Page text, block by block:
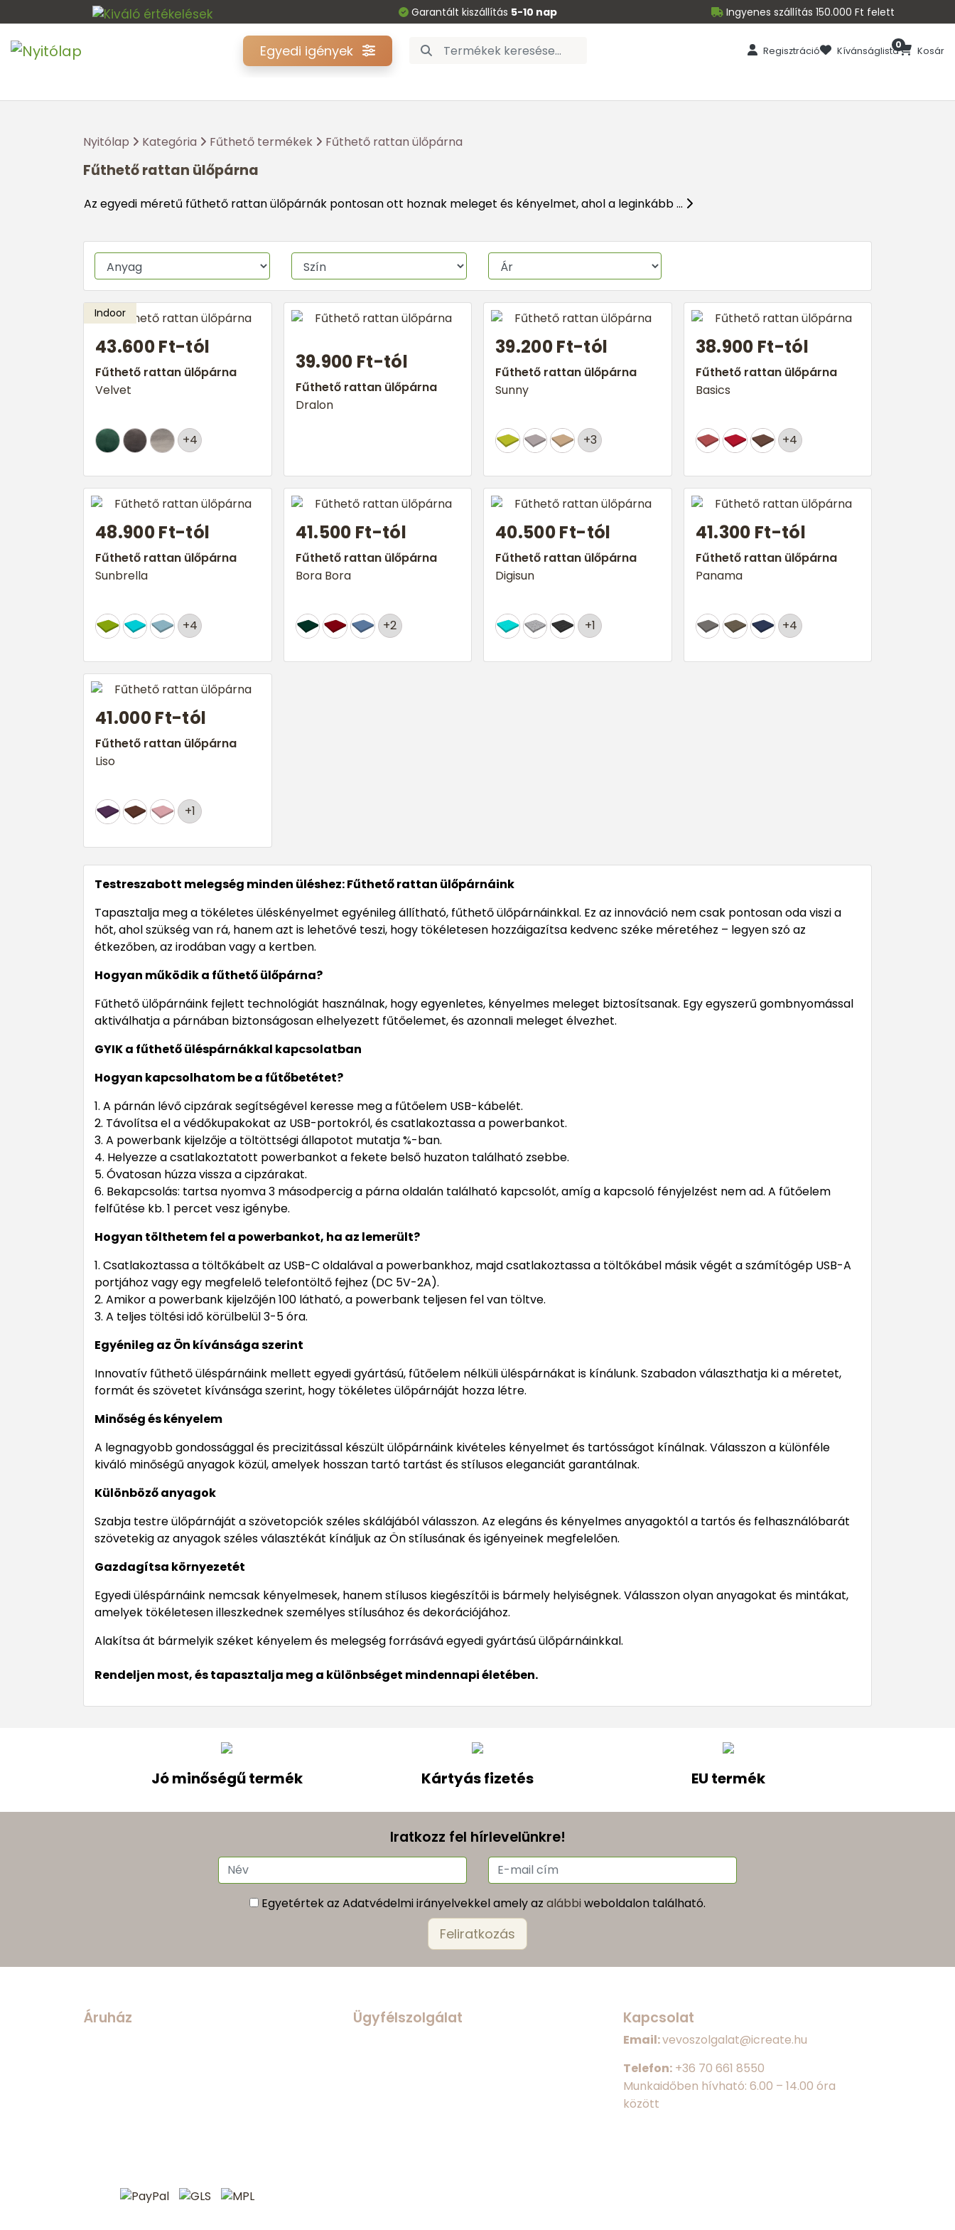
Garantált kiszállítás 5-10 nap Ingyenes szállítás 150.000 Ft felett
Egyedi igények Regisztráció Kívánságlista Kosár
0
Nyitólap Kategória Fűthető termékek Fűthető rattan ülőpárna
Fűthető rattan ülőpárna
Az egyedi méretű fűthető rattan ülőpárnák pontosan ott hoznak meleget és kényelmet, ahol a leginkább ...
43.600 Ft-tól
Fűthető rattan ülőpárna
Velvet
+4
39.900 Ft-tól
Fűthető rattan ülőpárna
Dralon
39.200 Ft-tól
Fűthető rattan ülőpárna
Sunny
+3
38.900 Ft-tól
Fűthető rattan ülőpárna
Basics
+4
48.900 Ft-tól
Fűthető rattan ülőpárna
Sunbrella
+4
41.500 Ft-tól
Fűthető rattan ülőpárna
Bora Bora
+2
40.500 Ft-tól
Fűthető rattan ülőpárna
Digisun
+1
41.300 Ft-tól
Fűthető rattan ülőpárna
Panama
+4
41.000 Ft-tól
Fűthető rattan ülőpárna
Liso
+1
Testreszabott melegség minden üléshez: Fűthető rattan ülőpárnáink
Tapasztalja meg a tökéletes üléskényelmet egyénileg állítható, fűthető ülőpárnáinkkal. Ez az innováció nem csak pontosan oda viszi a
hőt, ahol szükség van rá, hanem azt is lehetővé teszi, hogy tökéletesen hozzáigazítsa kedvenc széke méretéhez – legyen szó az
étkezőben, az irodában vagy a kertben.
Hogyan működik a fűthető ülőpárna?
Fűthető ülőpárnáink fejlett technológiát használnak, hogy egyenletes, kényelmes meleget biztosítsanak. Egy egyszerű gombnyomással
aktiválhatja a párnában biztonságosan elhelyezett fűtőelemet, és azonnali meleget élvezhet.
GYIK a fűthető üléspárnákkal kapcsolatban
Hogyan kapcsolhatom be a fűtőbetétet?
1. A párnán lévő cipzárak segítségével keresse meg a fűtőelem USB-kábelét.
2. Távolítsa el a védőkupakokat az USB-portokról, és csatlakoztassa a powerbankot.
3. A powerbank kijelzője a töltöttségi állapotot mutatja %-ban.
4. Helyezze a csatlakoztatott powerbankot a fekete belső huzaton található zsebbe.
5. Óvatosan húzza vissza a cipzárakat.
6. Bekapcsolás: tartsa nyomva 3 másodpercig a párna oldalán található kapcsolót, amíg a kapcsoló fényjelzést nem ad. A fűtőelem
felfűtése kb. 1 percet vesz igénybe.
Hogyan tölthetem fel a powerbankot, ha az lemerült?
1. Csatlakoztassa a töltőkábelt az USB-C oldalával a powerbankhoz, majd csatlakoztassa a töltőkábel másik végét a számítógép USB-A
portjához vagy egy megfelelő telefontöltő fejhez (DC 5V-2A).
2. Amikor a powerbank kijelzőjén 100 látható, a powerbank teljesen fel van töltve.
3. A teljes töltési idő körülbelül 3-5 óra.
Egyénileg az Ön kívánsága szerint
Innovatív fűthető üléspárnáink mellett egyedi gyártású, fűtőelem nélküli üléspárnákat is kínálunk. Szabadon választhatja ki a méretet,
formát és szövetet kívánsága szerint, hogy tökéletes ülőpárnáját hozza létre.
Minőség és kényelem
A legnagyobb gondossággal és precizitással készült ülőpárnáink kivételes kényelmet és tartósságot kínálnak. Válasszon a különféle
kiváló minőségű anyagok közül, amelyek hosszan tartó tartást és stílusos eleganciát garantálnak.
Különböző anyagok
Szabja testre ülőpárnáját a szövetopciók széles skálájából válasszon. Az elegáns és kényelmes anyagoktól a tartós és felhasználóbarát
szövetekig az anyagok széles választékát kínáljuk az Ön stílusának és igényeinek megfelelően.
Gazdagítsa környezetét
Egyedi üléspárnáink nemcsak kényelmesek, hanem stílusos kiegészítői is bármely helyiségnek. Válasszon olyan anyagokat és mintákat,
amelyek tökéletesen illeszkednek személyes stílusához és dekorációjához.
Alakítsa át bármelyik széket kényelem és melegség forrásává egyedi gyártású ülőpárnáinkkal.
Rendeljen most, és tapasztalja meg a különbséget mindennapi életében.
Jó minőségű termék Kártyás fizetés EU termék
Iratkozz fel hírlevelünkre!
Egyetértek az Adatvédelmi irányelvekkel amely az alábbi weboldalon található.
Áruház Ügyfélszolgálat Kapcsolat
Email:vevoszolgalat@icreate.hu
Telefon: +36 70 661 8550
Munkaidőben hívható: 6.00 – 14.00 óra
között